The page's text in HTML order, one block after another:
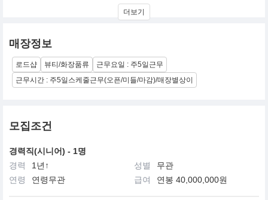
아름다워질 수 있는 향을 연구하고 있습니다.
하루하루 지쳐가는 삶 속 향으로 행복을 기억하고 삶의 치유를 전달
하고자 합니다.
주인공이 되고픈 향, 기억을 불러오는 향,
사랑하는 사람과의 설렘을 줄 수 있는
더보기
매장정보
로드샵 뷰티/화장품류
근무요일 : 주5일근무
근무시간 : 주5일스케줄근무(오픈/미들/마감)/매장별상이
모집조건
경력직(시니어) - 1명
경력
1년↑ 성별
무관
연령
연령무관 급여 연봉 40,000,000원